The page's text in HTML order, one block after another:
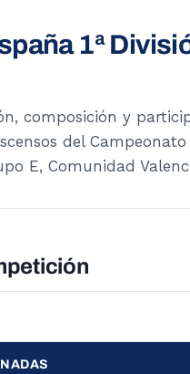
1ª
composición y
del Campeonato
E, Comunidad